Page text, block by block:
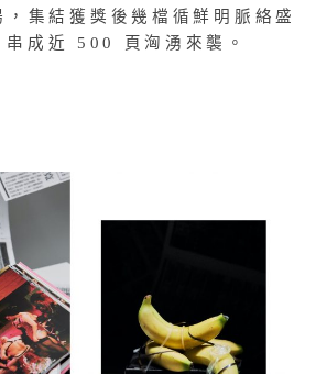
集結獲獎後幾檔循鮮明脈絡盛
串成近 500 頁洶湧來襲。